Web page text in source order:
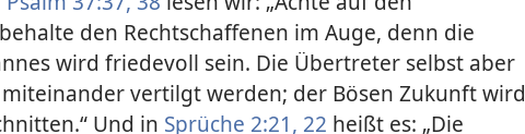
den Rechtschaffenen im Auge, denn die
wird friedevoll sein. Die Übertreter selbst aber
vertilgt werden; der Bösen Zukunft wird
Und in Sprüche 2:21, 22 heißt es: „Die